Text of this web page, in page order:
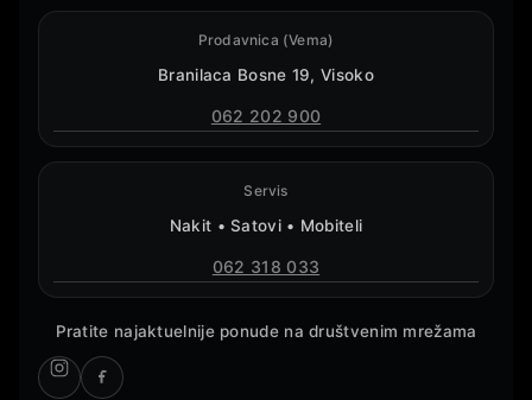
Prodavnica (Vema)
Branilaca Bosne 19, Visoko
062 202 900
Servis
Nakit • Satovi • Mobiteli
062 318 033
Pratite najaktuelnije ponude na društvenim mrežama